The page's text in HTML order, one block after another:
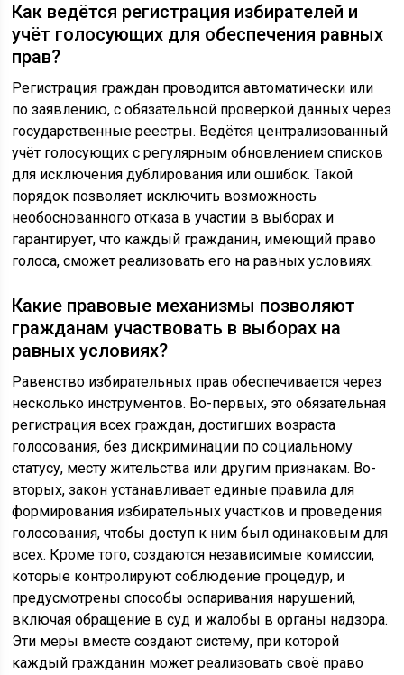
Как ведётся регистрация избирателей и
учёт голосующих для обеспечения равных
прав?
Регистрация граждан проводится автоматически или
по заявлению, с обязательной проверкой данных через
государственные реестры. Ведётся централизованный
учёт голосующих с регулярным обновлением списков
для исключения дублирования или ошибок. Такой
порядок позволяет исключить возможность
необоснованного отказа в участии в выборах и
гарантирует, что каждый гражданин, имеющий право
голоса, сможет реализовать его на равных условиях.
Какие правовые механизмы позволяют
гражданам участвовать в выборах на
равных условиях?
Равенство избирательных прав обеспечивается через
несколько инструментов. Во-первых, это обязательная
регистрация всех граждан, достигших возраста
голосования, без дискриминации по социальному
статусу, месту жительства или другим признакам. Во-
вторых, закон устанавливает единые правила для
формирования избирательных участков и проведения
голосования, чтобы доступ к ним был одинаковым для
всех. Кроме того, создаются независимые комиссии,
которые контролируют соблюдение процедур, и
предусмотрены способы оспаривания нарушений,
включая обращение в суд и жалобы в органы надзора.
Эти меры вместе создают систему, при которой
каждый гражданин может реализовать своё право